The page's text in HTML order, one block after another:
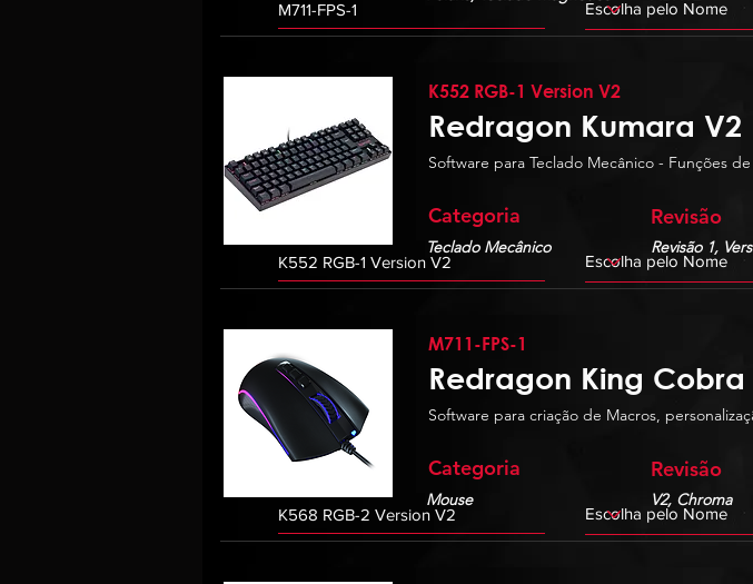
K552 RGB-1 Version V2
Redragon Kumara V2
Software para Teclado Mecânico - Funções
Categoria
Teclado Mecânico
Revisão
Revisão 1,
M711-FPS-1
Redragon King Cobra
Software para criação de Macros,
Categoria
Mouse
Revisão
V2, Chroma